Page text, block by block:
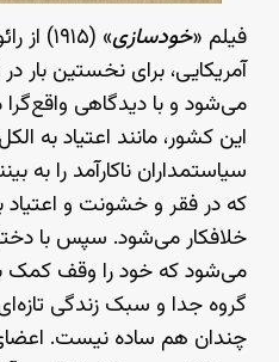
فیلم «خودسازی
»
آمریکایی، برای نخستین بار
می‌شود و با دیدگاهی
این کشور، مانند اعتیاد به
سیاستمداران ناکارآمد را
که در فقر و خشونت و
خلافکار می‌شود. سپس با
می‌شود که خود را وقف کمک
گروه جدا و سبک زندگی
چندان هم ساده نیست. اعضای